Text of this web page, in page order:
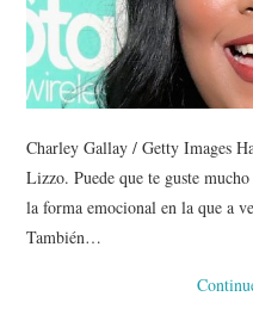
TECHNOLOGY
Charley Gallay / Getty Images
Lizzo. Puede que te guste
la forma emocional en la que a
También…